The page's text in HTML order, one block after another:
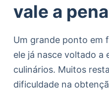
vale a
Um grande ponto em
ele já nasce voltado a
culinários. Muitos
dificuldade na